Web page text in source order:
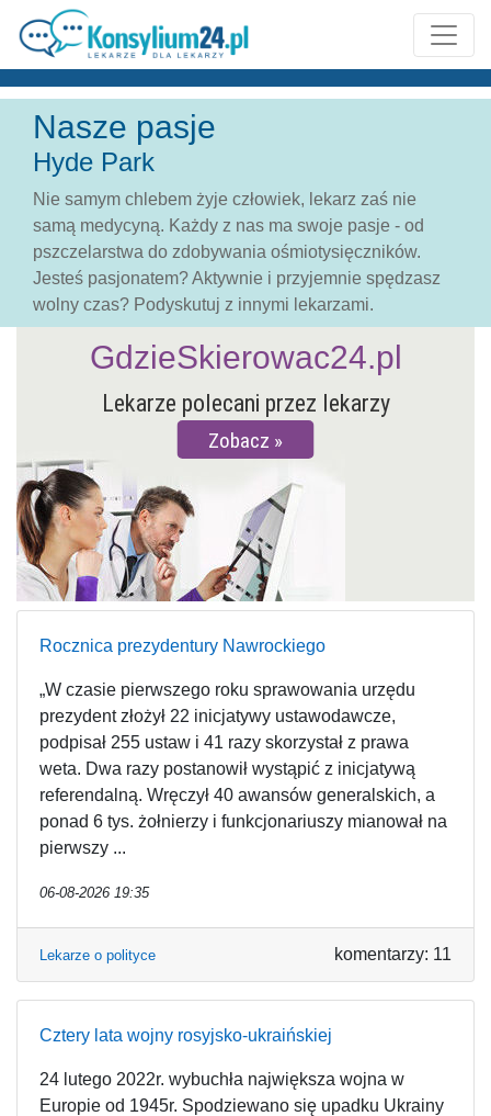
Nasze pasje
Hyde Park
Nie samym chlebem żyje człowiek, lekarz zaś nie
samą medycyną. Każdy z nas ma swoje pasje - od
pszczelarstwa do zdobywania ośmiotysięczników.
Jesteś pasjonatem? Aktywnie i przyjemnie spędzasz
wolny czas? Podyskutuj z innymi lekarzami.
Lekarze polecani przez lekarzy
Zobacz
GdzieSkierowac24.pl
Rocznica prezydentury Nawrockiego
„W czasie pierwszego roku sprawowania urzędu
prezydent złożył 22 inicjatywy ustawodawcze,
podpisał 255 ustaw i 41 razy skorzystał z prawa
weta. Dwa razy postanowił wystąpić z inicjatywą
referendalną. Wręczył 40 awansów generalskich, a
ponad 6 tys. żołnierzy i funkcjonariuszy mianował na
pierwszy ...
06-08-2026 19:35
Lekarze o polityce komentarzy: 11
Cztery lata wojny rosyjsko-ukraińskiej
24 lutego 2022r. wybuchła największa wojna w
Europie od 1945r. Spodziewano się upadku Ukrainy